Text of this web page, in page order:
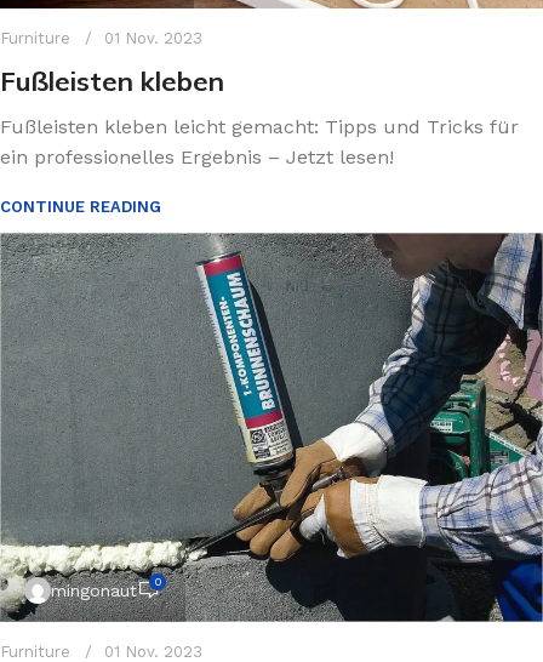
Furniture 01 Nov. 2023
Fußleisten kleben
Fußleisten kleben leicht gemacht: Tipps und Tricks für
ein professionelles Ergebnis – Jetzt lesen!
CONTINUE READING
mingonaut 0
Furniture 01 Nov. 2023